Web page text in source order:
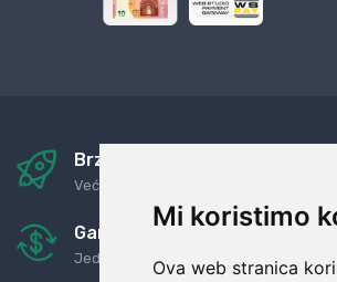
Mi koristimo
Ova web stranica
Brza i sigurna dostava
Već za nekoliko dana kod vas
Garancija u povrat novaca
Jednostavno pravilo: Roba za novac